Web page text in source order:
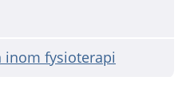
inom fysioterapi